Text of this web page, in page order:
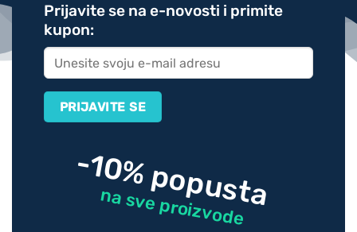
Prijavite se na e-novosti i primite
kupon:
-10% popusta
na sve proizvode